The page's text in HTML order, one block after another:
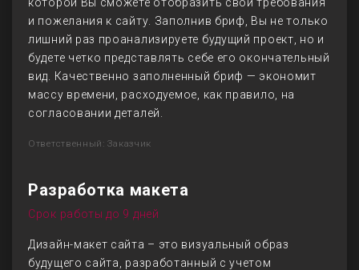
и пожелания к сайту. Заполнив бриф, Вы не только
лишний раз проанализируете будущий проект, но и
будете четко представлять себе его окончательный
вид. Качественно заполненный бриф — экономит
массу времени, расходуемое, как правило, на
согласовании деталей.
Ответственный: Заказчик
Разработка макета
Срок работы до 9 дней
Дизайн-макет сайта – это визуальный образ
будущего сайта, разработанный с учетом